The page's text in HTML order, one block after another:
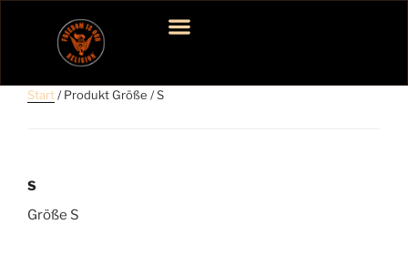
Start/ Produkt Größe / S
S
Größe S